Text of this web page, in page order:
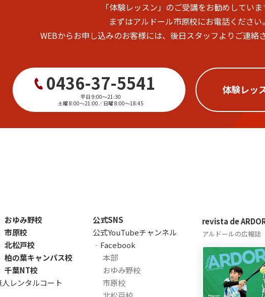
「体験レッスン」のご受講をお勧めしていま
まずはアルドール市原校にお電話ください。
WEBからお申し込みのお客様には、後日スタッフよりご連絡
0436-37-5541
平日 9:00〜21:30
土曜 8:00〜21:00／日曜 8:00〜18:45
体験レッ
おゆみ野校
市原校
北松戸校
柏の葉キャンパス校
千葉NT校
人レンタルコート
revista de
アルドールの広報誌
公式SNS
公式YouTubeチャンネル
‐Facebook
本部
おゆみ野校
市原校